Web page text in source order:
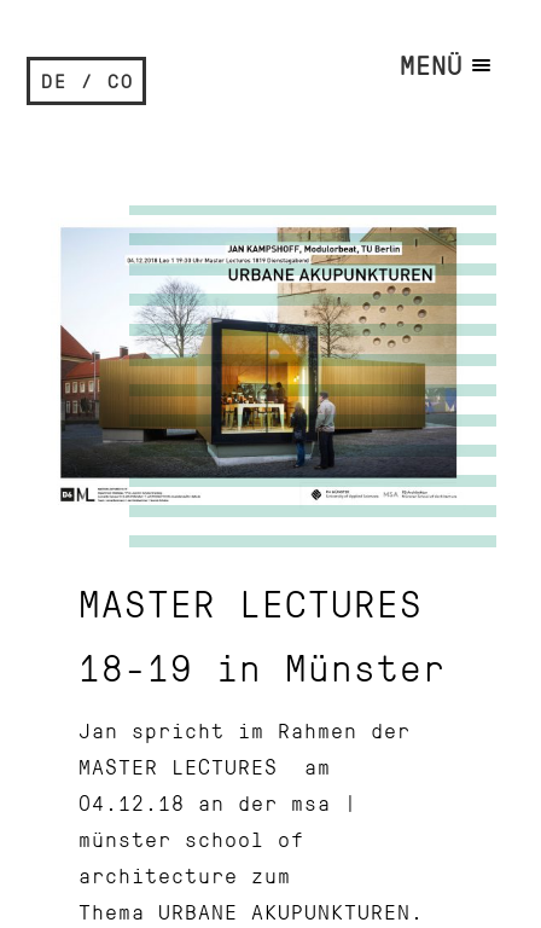
DE / CO MENÜ
MASTER LECTURES
18-19 in Münster
Jan spricht im Rahmen der
MASTER LECTURES am
04.12.18 an der msa |
münster school of
architecture zum
Thema URBANE AKUPUNKTUREN.